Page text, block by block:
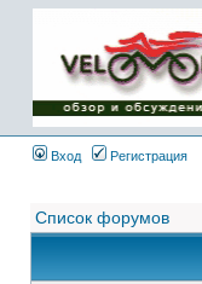
Имя пользователя:
Пароль:
{ LOG_ME_IN_SHORT
}
Вход
Регистрация
Список форумов